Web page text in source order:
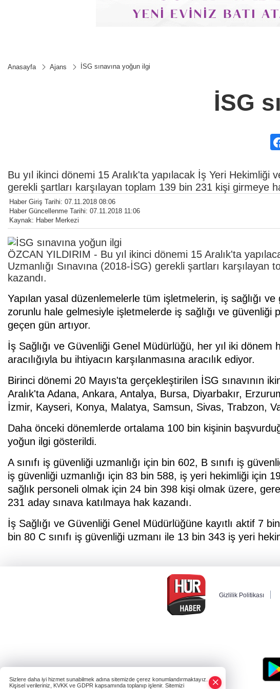
Anasayfa Ajans İSG sınavına yoğun ilgi
İSG
Bu yıl ikinci dönemi 15 Aralık'ta yapılacak İş Yeri Hekimliği
gerekli şartları karşılayan toplam 139 bin 231 kişi girmeye
Haber Giriş Tarihi: 07.11.2018 08:06
Haber Güncellenme Tarihi: 07.11.2018 11:06
Kaynak: Haber Merkezi
ÖZCAN YILDIRIM - Bu yıl ikinci dönemi 15 Aralık'ta
Uzmanlığı Sınavına (2018-İSG) gerekli şartları
kazandı.
Yapılan yasal düzenlemelerle tüm işletmelerin, iş sağlığı ve
zorunlu hale gelmesiyle işletmelerde iş sağlığı ve
geçen gün artıyor.
İş Sağlığı ve Güvenliği Genel Müdürlüğü, her yıl iki dönem
aracılığıyla bu ihtiyacın karşılanmasına aracılık ediyor.
Birinci dönemi 20 Mayıs'ta gerçekleştirilen İSG sınavının
Aralık'ta Adana, Ankara, Antalya, Bursa, Diyarbakır,
İzmir, Kayseri, Konya, Malatya, Samsun, Sivas, Trabzon,
Daha önceki dönemlerde ortalama 100 bin kişinin
yoğun ilgi gösterildi.
A sınıfı iş güvenliği uzmanlığı için bin 602, B sınıfı iş
iş güvenliği uzmanlığı için 83 bin 588, iş yeri hekimliği için
sağlık personeli olmak için 24 bin 398 kişi olmak üzere,
231 aday sınava katılmaya hak kazandı.
İş Sağlığı ve Güvenliği Genel Müdürlüğüne kayıtlı aktif 7
bin 80 C sınıfı iş güvenliği uzmanı ile 13 bin 343 iş yeri
Gizlilik Politikası
Sizlere daha iyi hizmet sunabilmek adına sitemizde çerez konumlandırmaktayız.
Kişisel verileriniz, KVKK ve GDPR kapsamında toplanıp işlenir. Sitemizi